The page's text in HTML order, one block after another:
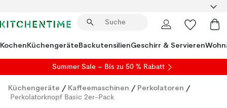
KochenKüchengeräteBackutensilienGeschirr & Servieren
Summer Sale – Bis zu 50 % Rabatt
Küchengeräte / Kaffeemaschinen / Perkolatoren /
Perkolatorknopf Basic 2er-Pack